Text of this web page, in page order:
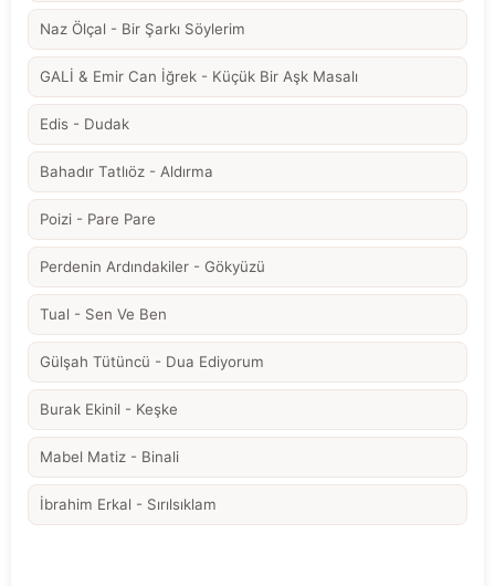
Naz Ölçal - Bir Şarkı Söylerim
GALİ & Emir Can İğrek - Küçük Bir Aşk Masalı
Edis - Dudak
Bahadır Tatlıöz - Aldırma
Poizi - Pare Pare
Perdenin Ardındakiler - Gökyüzü
Tual - Sen Ve Ben
Gülşah Tütüncü - Dua Ediyorum
Burak Ekinil - Keşke
Mabel Matiz - Binali
İbrahim Erkal - Sırılsıklam